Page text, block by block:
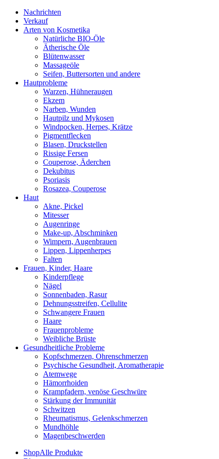
Nachrichten
Verkauf
Arten von Kosmetika
Natürliche BIO-Öle
Ätherische Öle
Blütenwasser
Massageöle
Seifen, Buttersorten und andere
Hautprobleme
Warzen, Hühneraugen
Ekzem
Narben, Wunden
Hautpilz und Mykosen
Windpocken, Herpes, Krätze
Pigmentflecken
Blasen, Druckstellen
Rissige Fersen
Couperose, Äderchen
Dekubitus
Psoriasis
Rosazea, Couperose
Haut
Akne, Pickel
Mitesser
Augenringe
Make-up, Abschminken
Wimpern, Augenbrauen
Lippen, Lippenherpes
Falten
Frauen, Kinder, Haare
Kinderpflege
Nägel
Sonnenbaden, Rasur
Dehnungsstreifen, Cellulite
Schwangere Frauen
Haare
Frauenprobleme
Weibliche Brüste
Gesundheitliche Probleme
Kopfschmerzen, Ohrenschmerzen
Psychische Gesundheit, Aromatherapie
Atemwege
Hämorrhoiden
Krampfadern, venöse Geschwüre
Stärkung der Immunität
Schwitzen
Rheumatismus, Gelenkschmerzen
Mundhöhle
Magenbeschwerden
ShopAlle Produkte